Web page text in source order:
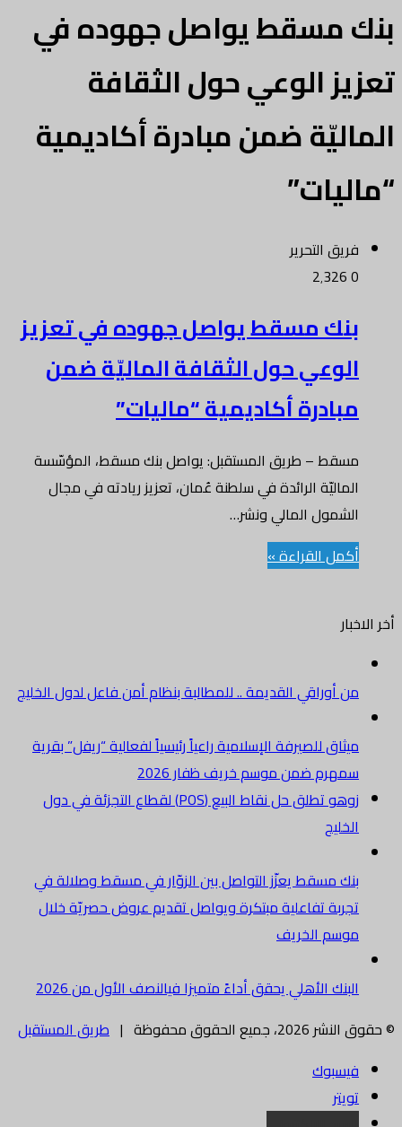
بنك مسقط يواصل جهوده في
تعزيز الوعي حول الثقافة
الماليّة ضمن مبادرة أكاديمية
“ماليات”
فريق التحرير
0
بنك مسقط يواصل جهوده في تعزيز
الوعي حول الثقافة الماليّة ضمن
مبادرة أكاديمية “ماليات”
مسقط – طريق المستقبل: يواصل بنك مسقط، المؤسّسة
الماليّة الرائدة في سلطنة عُمان، تعزيز ريادته في مجال
الشمول المالي ونشر…
أكمل القراءة »
أخر الاخبار
من أوراقي القديمة .. للمطالبة بنظام أمن فاعل لدول الخليج
ميثاق للصيرفة الإسلامية راعياً رئيسياً لفعالية “ريفل” بقرية
سمهرم ضمن موسم خريف ظفار 2026
زوهو تطلق حل نقاط البيع (POS) لقطاع التجزئة في دول
الخليج
بنك مسقط يعزّز التواصل بين الزوّار في مسقط وصلالة في
تجربة تفاعلية مبتكرة ويواصل تقديم عروض حصريّة خلال
موسم الخريف
البنك الأهلي يحقق أداءً متميزا فيالنصف الأول من 2026
© حقوق النشر 2026، جميع الحقوق محفوظة |
طريق المستقبل
فيسبوك
تويتر